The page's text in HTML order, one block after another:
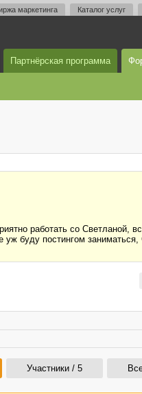
маркетинга Каталог услуг
Партнёрская программа
работать со Светланой,
буду постингом
Участники / 5